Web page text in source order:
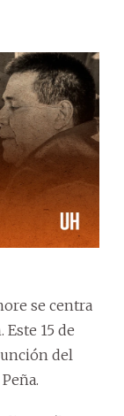
se centra
15 de
del